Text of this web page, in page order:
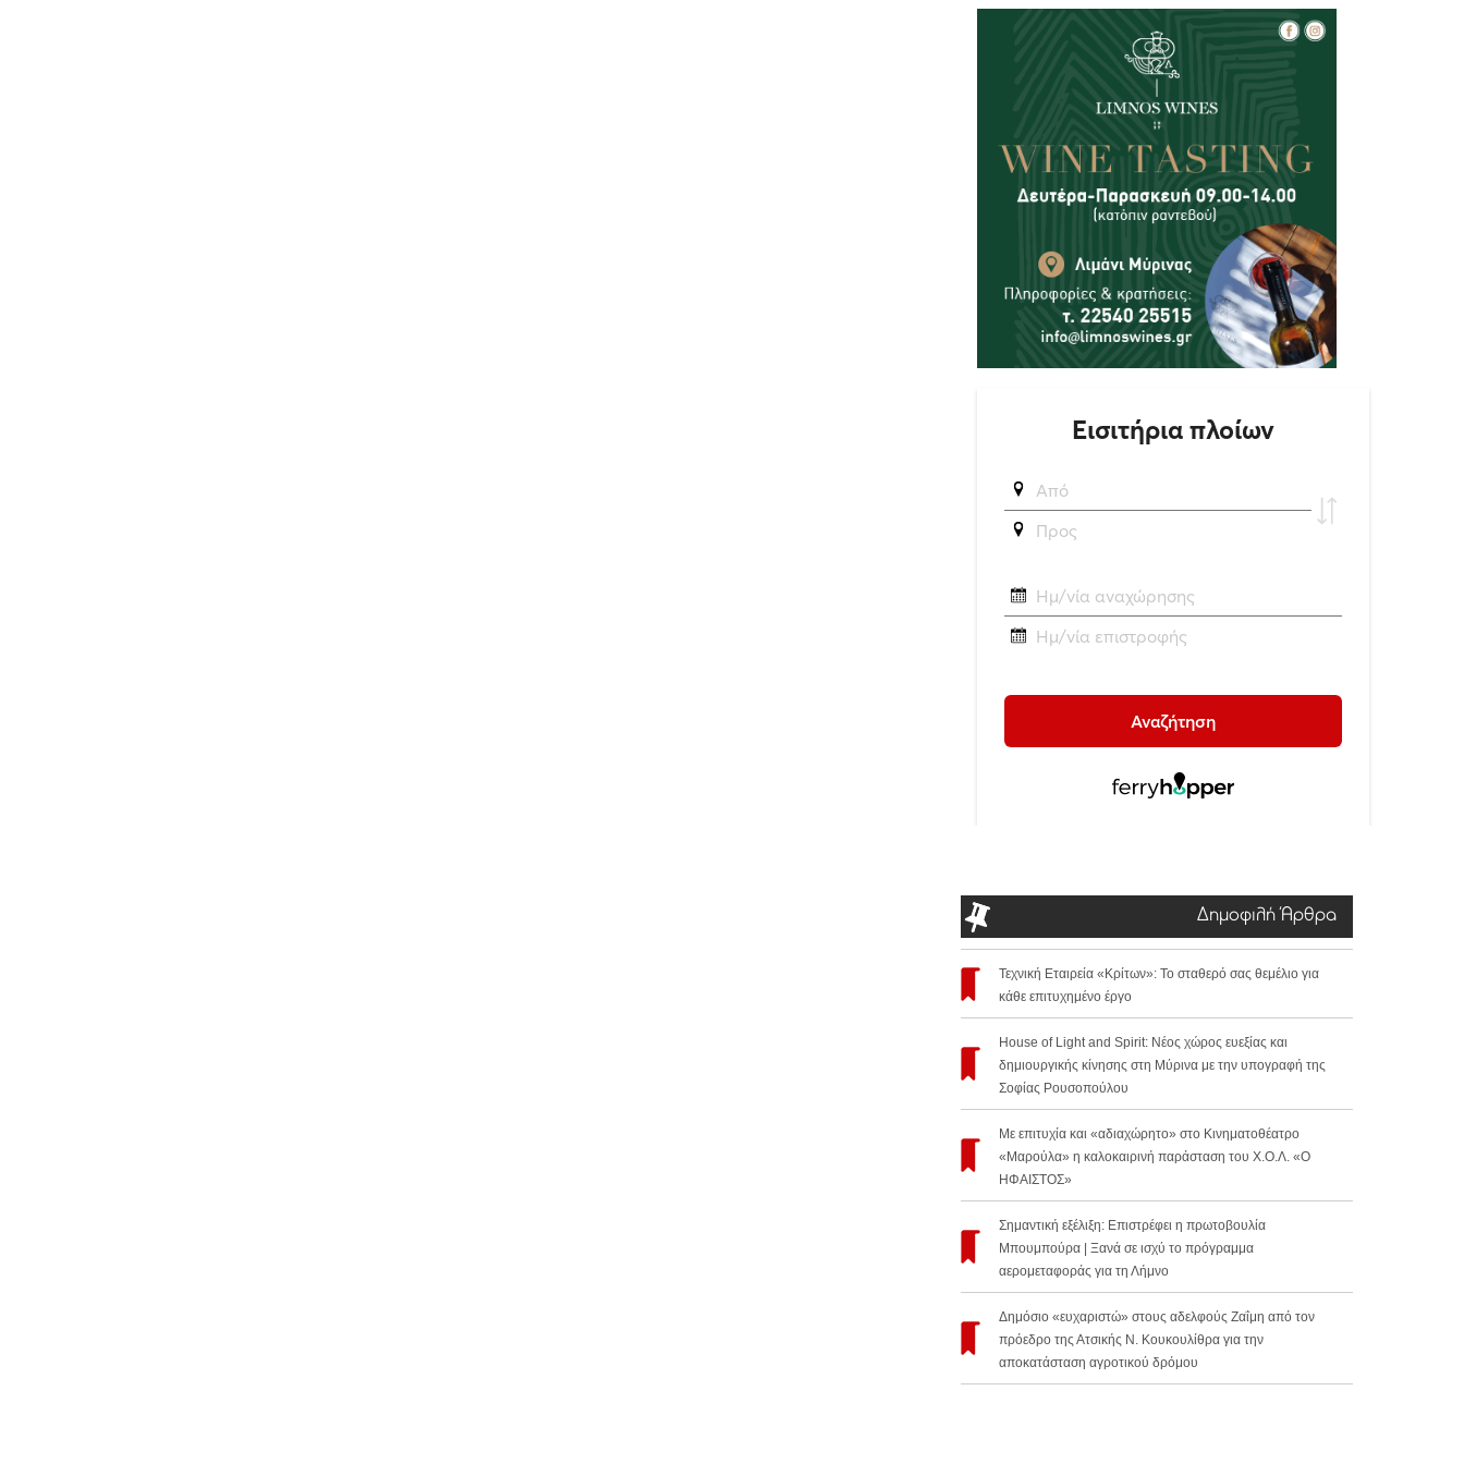
Δημοφιλή Άρθρα
Τεχνική Εταιρεία «Κρίτων»: Το σταθερό σας θεμέλιο για
κάθε επιτυχημένο έργο
House of Light and Spirit: Νέος χώρος ευεξίας και
δημιουργικής κίνησης στη Μύρινα με την υπογραφή της
Σοφίας Ρουσοπούλου
Με επιτυχία και «αδιαχώρητο» στο Κινηματοθέατρο
«Μαρούλα» η καλοκαιρινή παράσταση του Χ.Ο.Λ. «Ο
ΗΦΑΙΣΤΟΣ»
Σημαντική εξέλιξη: Επιστρέφει η πρωτοβουλία
Μπουμπούρα | Ξανά σε ισχύ το πρόγραμμα
αερομεταφοράς για τη Λήμνο
Δημόσιο «ευχαριστώ» στους αδελφούς Ζαΐμη από τον
πρόεδρο της Ατσικής Ν. Κουκουλίθρα για την
αποκατάσταση αγροτικού δρόμου